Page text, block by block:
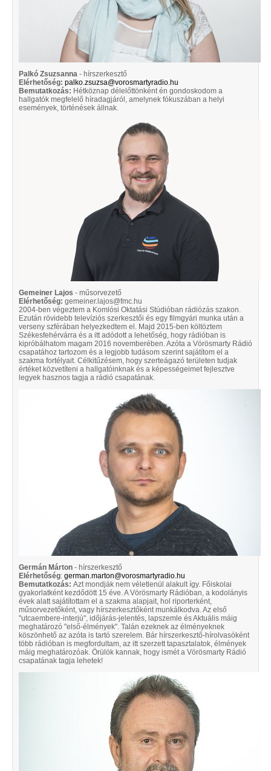
Palkó Zsuzsanna - hírszerkesztő
Elérhetőség: palko.zsuzsa@vorosmartyradio.hu
Bemutatkozás: Hétköznap délelőttönként én gondoskodom a
hallgatók megfelelő híradagjáról, amelynek fókuszában a helyi
események, történések állnak.
Gemeiner Lajos - műsorvezető
Elérhetőség: gemeiner.lajos@fmc.hu
2004-ben végeztem a Komlósi Oktatási Stúdióban rádiózás szakon.
Ezután rövidebb televíziós szerkesztői és egy filmgyári munka után a
verseny szférában helyezkedtem el. Majd 2015-ben költöztem
Székesfehérvárra és a itt adódott a lehetőség, hogy rádióban is
kipróbálhatom magam 2016 novemberében. Azóta a Vörösmarty Rádió
csapatához tartozom és a legjobb tudásom szerint sajátítom el a
szakma fortélyait. Célkitűzésem, hogy szerteágazó területen tudjak
értéket közvetíteni a hallgatóinknak és a képességeimet fejlesztve
legyek hasznos tagja a rádió csapatának.
Germán Márton - hírszerkesztő
Elérhetőség: german.marton@vorosmartyradio.hu
Bemutatkozás: Azt mondják nem véletlenül alakult így. Főiskolai
gyakorlatként kezdődött 15 éve. A Vörösmarty Rádióban, a kodolányis
évek alatt sajátítottam el a szakma alapjait, hol riporterként,
műsorvezetőként, vagy hírszerkesztőként munkálkodva. Az első
"utcaembere-interjú", időjárás-jelentés, lapszemle és Aktuális máig
meghatározó "első-élmények". Talán ezeknek az élményeknek
köszönhető az azóta is tartó szerelem. Bár hírszerkesztő-hírolvasóként
több rádióban is megfordultam, az itt szerzett tapasztalatok, élmények
máig meghatározóak. Örülök kannak, hogy ismét a Vörösmarty Rádió
csapatának tagja lehetek!